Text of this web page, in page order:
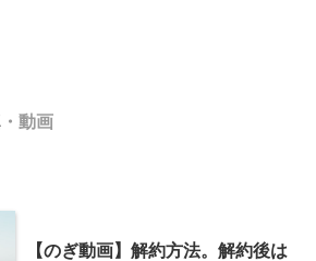
動画
【のぎ動画】解約方法。解約後は